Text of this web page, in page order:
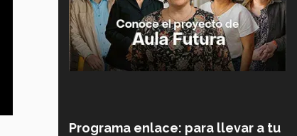
Programa enlace: para llevar a tu